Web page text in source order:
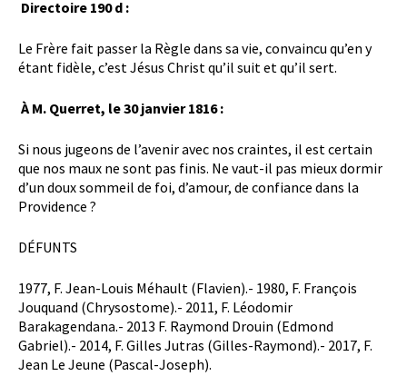
Directoire 190 d :
Le Frère fait passer la Règle dans sa vie, convaincu qu’en y
étant fidèle, c’est Jésus Christ qu’il suit et qu’il sert.
À M. Querret, le 30 janvier 1816 :
Si nous jugeons de l’avenir avec nos craintes, il est certain
que nos maux ne sont pas finis. Ne vaut-il pas mieux dormir
d’un doux sommeil de foi, d’amour, de confiance dans la
Providence ?
DÉFUNTS
1977, F. Jean-Louis Méhault (Flavien).- 1980, F. François
Jouquand (Chrysostome).- 2011, F. Léodomir
Barakagendana.- 2013 F. Raymond Drouin (Edmond
Gabriel).- 2014, F. Gilles Jutras (Gilles-Raymond).- 2017, F.
Jean Le Jeune (Pascal-Joseph).